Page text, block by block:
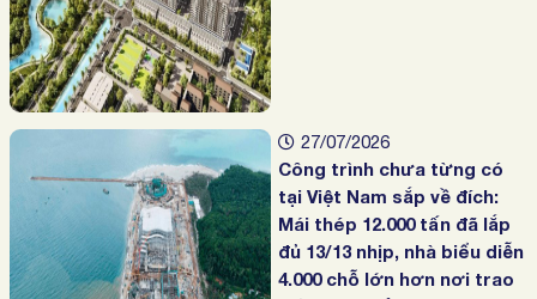
27/07/2026
Công trình chưa từng có
tại Việt Nam sắp về đích:
Mái thép 12.000 tấn đã lắp
đủ 13/13 nhịp, nhà biểu diễn
4.000 chỗ lớn hơn nơi trao